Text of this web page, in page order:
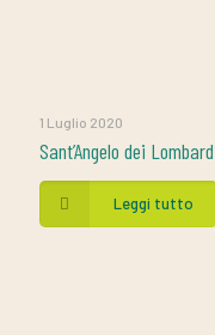
1 Luglio 2020
Sant’Angelo dei
Leggi tutto